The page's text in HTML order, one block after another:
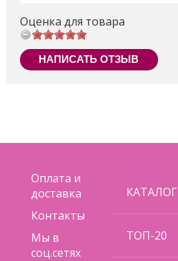
Оценка для товара
НАПИСАТЬ ОТЗЫВ
Оплата и
доставка
Контакты
Мы в
соц.сетях
КАТАЛОГ
ТОП-20